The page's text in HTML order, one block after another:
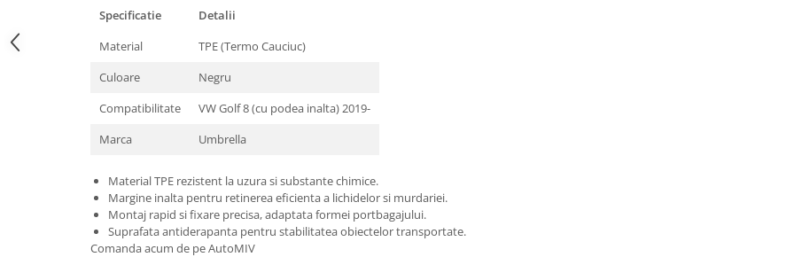
Echipamente ADR si Utilitare
Uleiuri si Lichide Auto
Aditivi Combustibil
Spray Curatare Frane
Produse Intretinere si Detailing
Specificatie
Detalii
Material
TPE (Termo Cauciuc)
Culoare
Negru
Compatibilitate
VW Golf 8 (cu podea inalta) 2019-
Marca
Umbrella
Material TPE rezistent la uzura si substante chimice.
Margine inalta pentru retinerea eficienta a lichidelor si murdariei.
Montaj rapid si fixare precisa, adaptata formei portbagajului.
Suprafata antiderapanta pentru stabilitatea obiectelor transportate.
Comanda acum de pe AutoMIV